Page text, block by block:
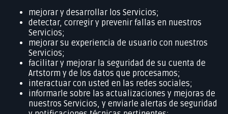
mejorar y desarrollar los Servicios;
detectar, corregir y prevenir fallas en nuestros
Servicios;
mejorar su experiencia de usuario con nuestros
Servicios;
facilitar y mejorar la seguridad de su cuenta de
Artstorm y de los datos que procesamos;
interactuar con usted en las redes sociales;
informarle sobre las actualizaciones y mejoras de
nuestros Servicios, y enviarle alertas de seguridad